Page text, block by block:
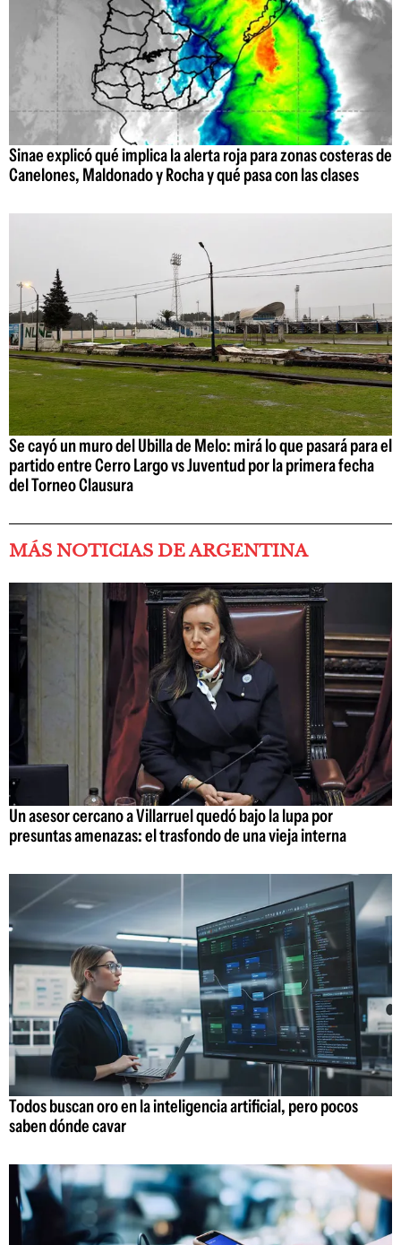
Sinae explicó qué implica la alerta roja para zonas costeras de
Canelones, Maldonado y Rocha y qué pasa con las clases
Se cayó un muro del Ubilla de Melo: mirá lo que pasará para el
partido entre Cerro Largo vs Juventud por la primera fecha
del Torneo Clausura
MÁS NOTICIAS DE ARGENTINA
Un asesor cercano a Villarruel quedó bajo la lupa por
presuntas amenazas: el trasfondo de una vieja interna
Todos buscan oro en la inteligencia artificial, pero pocos
saben dónde cavar